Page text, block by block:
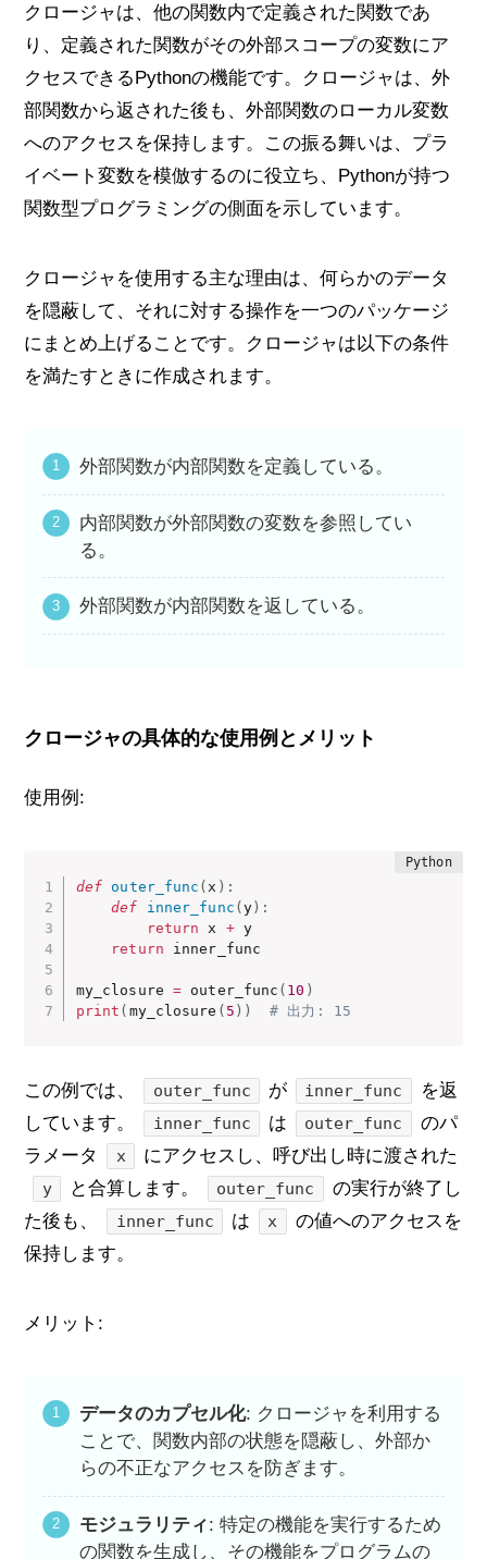
クロージャは、他の関数内で定義された関数であ
り、定義された関数がその外部スコープの変数にア
クセスできるPythonの機能です。クロージャは、外
部関数から返された後も、外部関数のローカル変数
へのアクセスを保持します。この振る舞いは、プラ
イベート変数を模倣するのに役立ち、Pythonが持つ
関数型プログラミングの側面を示しています。
クロージャを使用する主な理由は、何らかのデータ
を隠蔽して、それに対する操作を一つのパッケージ
にまとめ上げることです。クロージャは以下の条件
を満たすときに作成されます。
外部関数が内部関数を定義している。
内部関数が外部関数の変数を参照してい
る。
外部関数が内部関数を返している。
クロージャの具体的な使用例とメリット
使用例:
def outer_func ( x ) :
def
inner_func ( y) :
return x + y
return inner_func
my_closure = outer_func ( 10 )
print ( my_closure ( 5 ) ) # 出力: 15
この例では、 outer_func が inner_func
を返
しています。
inner_func は outer_func
のパ
ラメータ
x にアクセスし、呼び出し時に渡された
y と合算します。 outer_func
の実行が終了し
た後も、
inner_func は x
の値へのアクセスを
保持します。
メリット:
データのカプセル化: クロージャを利用する
ことで、関数内部の状態を隠蔽し、外部か
らの不正なアクセスを防ぎます。
モジュラリティ: 特定の機能を実行するため
の関数を生成し、その機能をプログラムの